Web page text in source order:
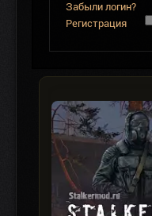
Забыли логин?
Регистрация